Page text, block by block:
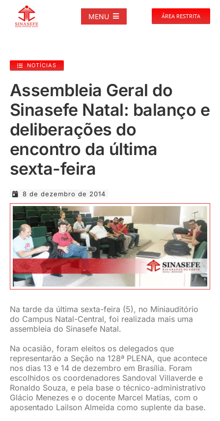
MENU
NOTÍCIAS
PUBLICAÇÕES
DOCUMENTOS
GALERIAS
EVENTOS
JURÍDICO
CLUBE
ÁREA RESTRITA
NOTÍCIAS
Assembleia Geral do
Sinasefe Natal: balanço e
deliberações do
encontro da última
sexta-feira
8 de dezembro de 2014
Na tarde da última sexta-feira (5), no Miniauditório
do Campus Natal-Central, foi realizada mais uma
assembleia do Sinasefe Natal.
Na ocasião, foram eleitos os delegados que
representarão a Seção na 128ª PLENA, que acontece
nos dias 13 e 14 de dezembro em Brasília. Foram
escolhidos os coordenadores Sandoval Villaverde e
Ronaldo Souza, e pela base o técnico-administrativo
Glácio Menezes e o docente Marcel Matias, com o
aposentado Lailson Almeida como suplente da base.